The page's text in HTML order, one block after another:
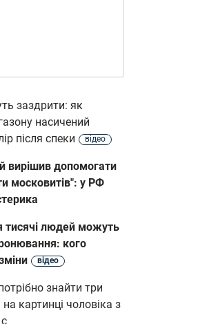
заздрити: як
насичений
після спеки
відео
вирішив допомогати
московитів": у РФ
тисячі людей можуть
кого
відео
знайти три
на картинці чоловіка з